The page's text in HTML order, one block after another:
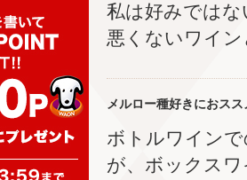
私は好みでは
悪くないワイ
メルロー種好きにおスス
ボトルワイン
が、ボックス